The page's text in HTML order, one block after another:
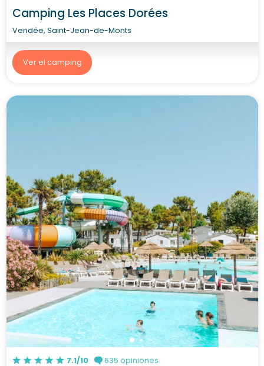
Camping Les Places Dorées
Vendée, Saint-Jean-de-Monts
Ver el camping
7.1/10 635 opiniones